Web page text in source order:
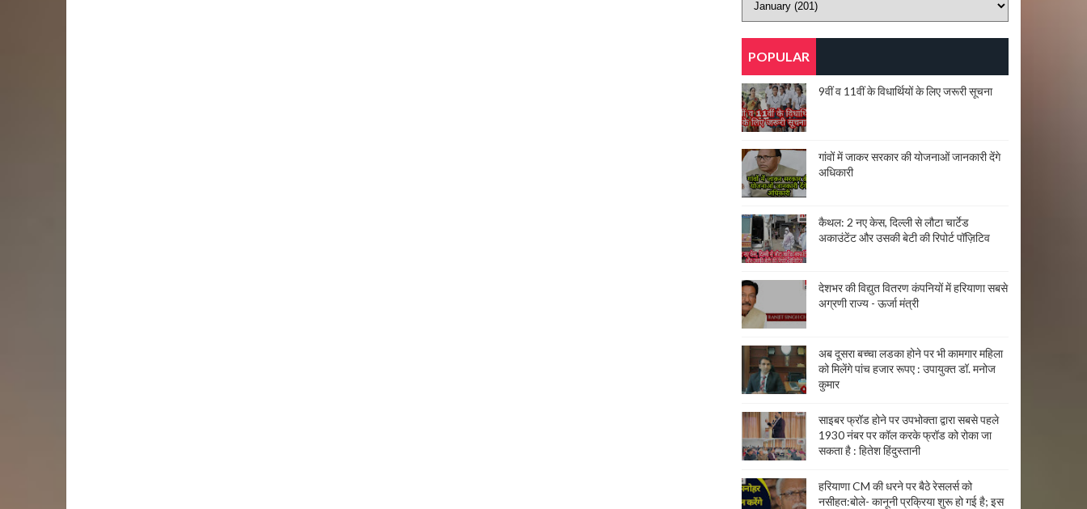
POPULAR
9वीं व 11वीं के विधार्थियों के लिए जरूरी सूचना
गांवों में जाकर सरकार की योजनाओं जानकारी देंगे
अधिकारी
कैथल: 2 नए केस, दिल्ली से लौटा चार्टेड
अकाउंटेंट और उसकी बेटी की रिपोर्ट पॉज़िटिव
देशभर की विद्युत वितरण कंपनियों में हरियाणा सबसे
अग्रणी राज्य - ऊर्जा मंत्री
अब दूसरा बच्चा लडका होने पर भी कामगार महिला
को मिलेंगे पांच हजार रूपए : उपायुक्त डॉ. मनोज
कुमार
साइबर फ्रॉड होने पर उपभोक्ता द्वारा सबसे पहले
1930 नंबर पर कॉल करके फ्रॉड को रोका जा
सकता है : हितेश हिंदुस्तानी
हरियाणा CM की धरने पर बैठे रेसलर्स को
नसीहत:बोले- कानूनी प्रक्रिया शुरू हो गई है; इस